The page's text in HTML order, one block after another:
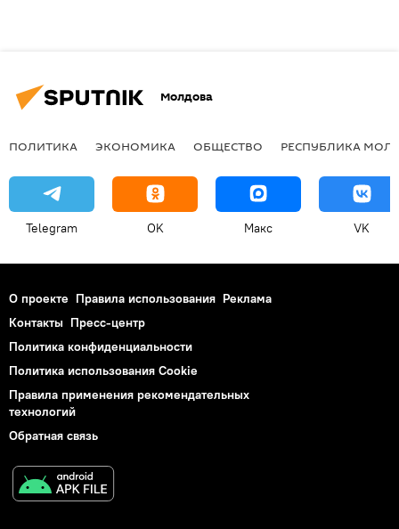
Молдова
ПОЛИТИКА ЭКОНОМИКА ОБЩЕСТВО РЕСПУБЛИКА
Telegram OK Макс VK
О проекте Правила использования Реклама
Контакты Пресс-центр
Политика конфиденциальности
Политика использования Cookie
Правила применения рекомендательных
технологий
Обратная связь